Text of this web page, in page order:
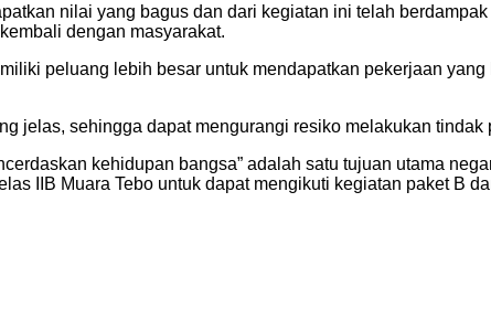
nilai yang bagus dan dari kegiatan ini telah
dengan masyarakat.
peluang lebih besar untuk mendapatkan pekerjaan
jelas, sehingga dapat mengurangi resiko melakukan tindak
kehidupan bangsa” adalah satu tujuan utama
IIB Muara Tebo untuk dapat mengikuti kegiatan paket B